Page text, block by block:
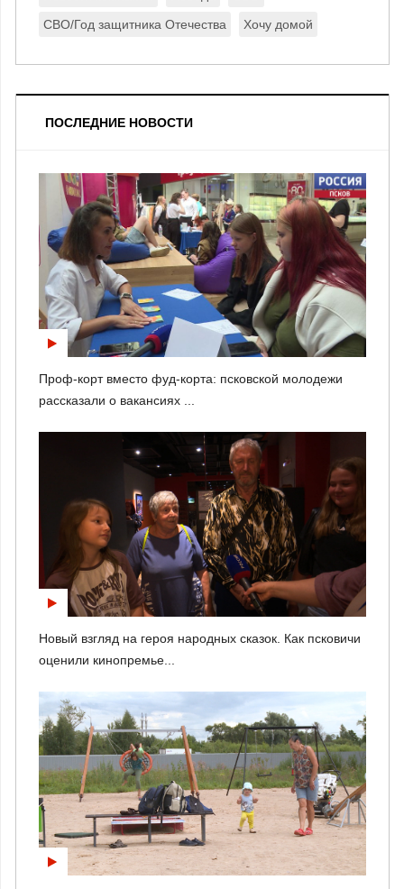
СВО/Год защитника Отечества Хочу домой
ПОСЛЕДНИЕ НОВОСТИ
Проф-корт вместо фуд-корта: псковской молодежи
рассказали о вакансиях ...
Новый взгляд на героя народных сказок. Как псковичи
оценили кинопремье...